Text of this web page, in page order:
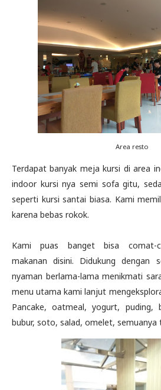
Area resto
Terdapat banyak meja kursi di area
indoor kursi nya semi sofa gitu,
seperti kursi santai biasa. Kami
karena bebas rokok.
Kami puas banget bisa comat-
makanan disini. Didukung dengan
nyaman berlama-lama menikmati
menu utama kami lanjut
Pancake, oatmeal, yogurt, puding,
bubur, soto, salad, omelet, semuanya